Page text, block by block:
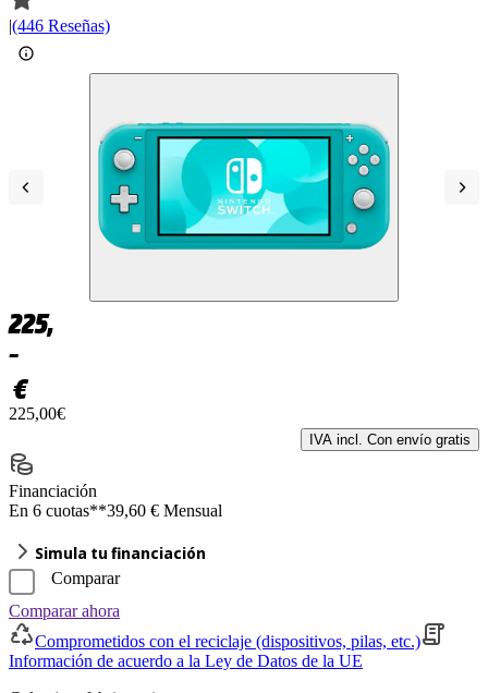
|(446 Reseñas)
225,
–
€
225,00€
IVA incl. Con envío gratis
Financiación
En 6 cuotas**39,60 € Mensual
Simula tu financiación
Comparar
Comparar ahora
Comprometidos con el reciclaje (dispositivos, pilas, etc.)
Información de acuerdo a la Ley de Datos de la UE